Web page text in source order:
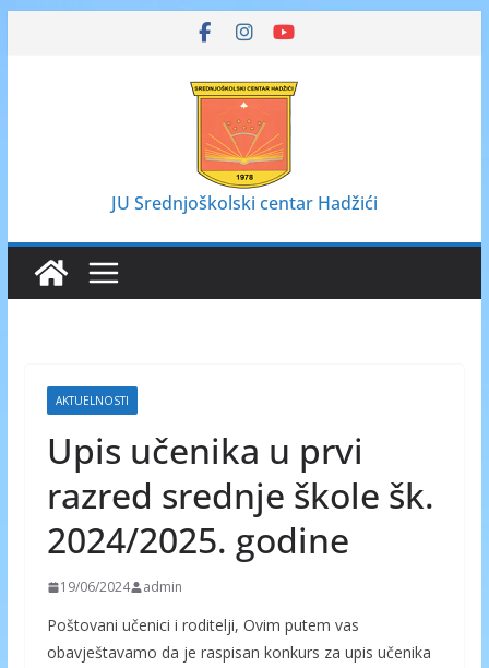
JU Srednjoškolski centar Hadžići
AKTUELNOSTI
Upis učenika u prvi
razred srednje škole šk.
2024/2025. godine
19/06/2024 admin
Poštovani učenici i roditelji, Ovim putem vas
obavještavamo da je raspisan konkurs za upis učenika